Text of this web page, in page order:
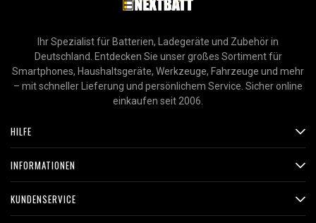
Ihr Spezialist für Batterien, Ladegeräte und Zubehör in
Deutschland. Entdecken Sie unser großes Sortiment für
Smartphones, Haushaltsgeräte, Werkzeuge, Fahrzeuge und mehr
– mit schneller Lieferung und persönlichem Service. Sicher online
einkaufen seit 2006.
HILFE
INFORMATIONEN
KUNDENSERVICE